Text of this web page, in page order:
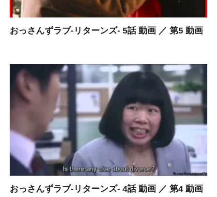
おっさんずラブ-リターンズ- 5話 動画 ／ 第5 動画
おっさんずラブ-リターンズ- 4話 動画 ／ 第4 動画